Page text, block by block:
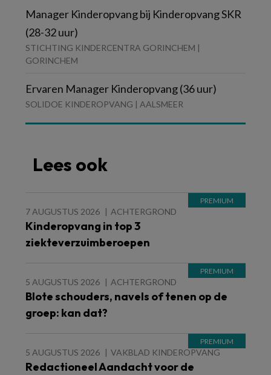
Manager Kinderopvang bij Kinderopvang SKR
(28-32 uur)
STICHTING KINDERCENTRA GORINCHEM |
GORINCHEM
Ervaren Manager Kinderopvang (36 uur)
SOLIDOE KINDEROPVANG | AALSMEER
Lees ook
7 AUGUSTUS 2026 ACHTERGROND
Kinderopvang in top 3
ziekteverzuimberoepen
5 AUGUSTUS 2026 ACHTERGROND
Blote schouders, navels of tenen op de
groep: kan dat?
5 AUGUSTUS 2026 VAKBLAD KINDEROPVANG
Redactioneel Aandacht voor de